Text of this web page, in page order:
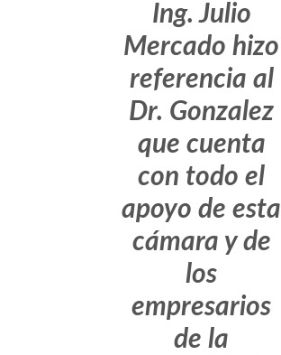
Ing. Julio
Mercado hizo
referencia al
Dr. Gonzalez
que cuenta
con todo el
apoyo de esta
cámara y de
los
empresarios
de la